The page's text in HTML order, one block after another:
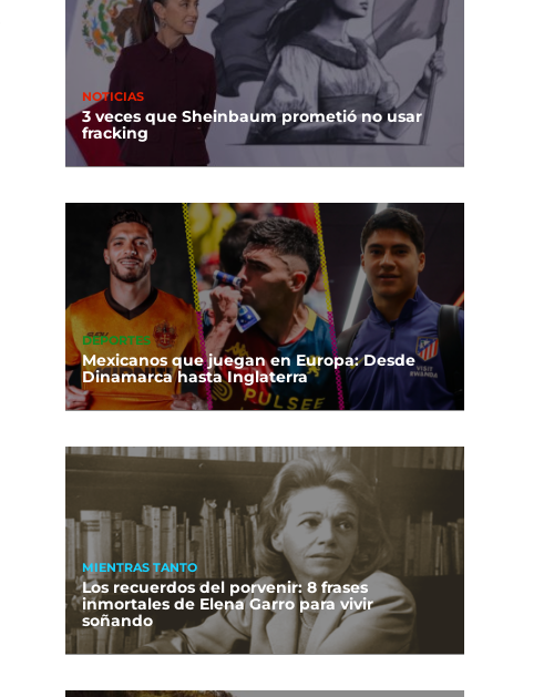
NOTICIAS
3 veces que Sheinbaum prometió no usar
fracking
DEPORTES
Mexicanos que juegan en Europa: Desde
Dinamarca hasta Inglaterra
MIENTRAS TANTO
Los recuerdos del porvenir: 8 frases
inmortales de Elena Garro para vivir
soñando